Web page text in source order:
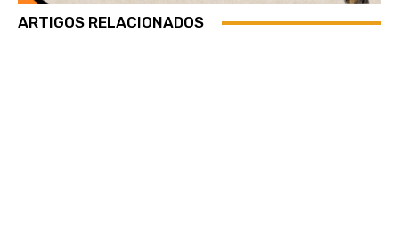
ARTIGOS RELACIONADOS